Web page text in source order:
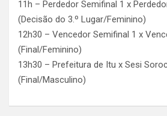
11h – Perdedor Semifinal 1 x
(Decisão do 3.º Lugar/Feminino)
12h30 – Vencedor Semifinal 1 x
(Final/Feminino)
13h30 – Prefeitura de Itu x Sesi
(Final/Masculino)